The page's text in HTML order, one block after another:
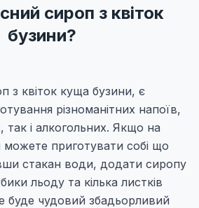
сироп з квіток
бузини?
з квіток куща бузини, є
різноманітних напоїв,
так і алкогольних. Якщо на
можете приготувати собі що
стакан води, додати сиропу
льоду та кілька листків
буде чудовий збадьорливий